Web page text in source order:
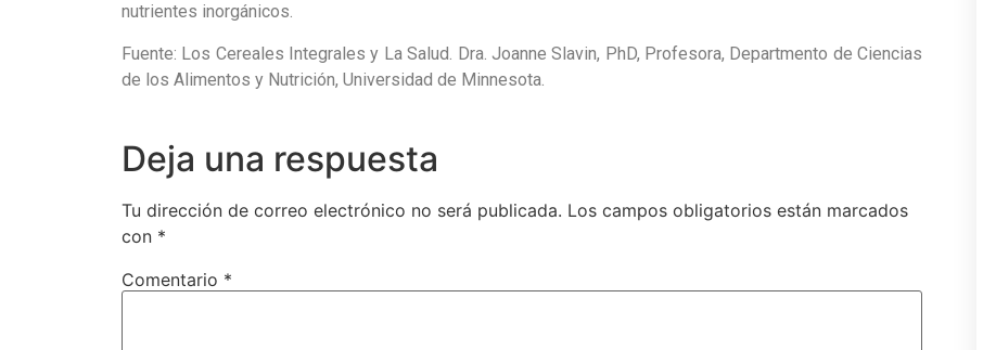
nutrientes inorgánicos.
Fuente: Los Cereales Integrales y La Salud. Dra. Joanne Slavin, PhD, Profesora, Departmento de Ciencias
de los Alimentos y Nutrición, Universidad de Minnesota.
Deja una respuesta
Tu dirección de correo electrónico no será publicada. Los campos obligatorios están marcados
con *
Comentario *